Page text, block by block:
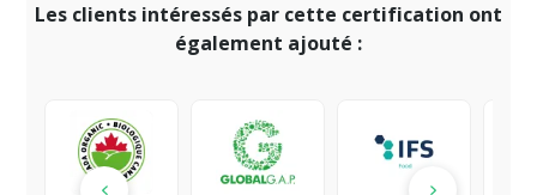
Les clients intéressés par cette certification ont
également ajouté :